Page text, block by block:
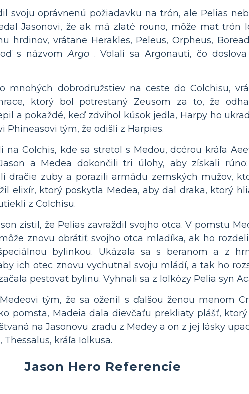
svoju oprávnenú požiadavku na trón, ale Pelias
Jasonovi, že ak má zlaté rouno, môže mať trón
hrdinov, vrátane Herakles, Peleus, Orpheus,
s názvomArgo. Volali sa Argonauti, čo
mnohých dobrodružstiev na ceste do Colchisu,
ktorý bol potrestaný Zeusom za to, že
a pokaždé, keď zdvihol kúsok jedla, Harpy ho
Phineasovi tým, že odišli z Harpies.
na Colchis, kde sa stretol s Medou, dcérou kráľa
a Medea dokončili tri úlohy, aby získali
dračie zuby a porazili armádu zemských mužov,
elixír, ktorý poskytla Medea, aby dal draka, ktorý
z Colchisu.
zistil, že Pelias zavraždil svojho otca. V pomstu
znovu obrátiť svojho otca mladíka, ak ho
bylinkou. Ukázala sa s beranom a z
ich otec znovu vychutnal svoju mládí, a tak ho
pestovať bylinu. Vyhnali sa z Iolkózy Pelia syn
tým, že sa oženil s ďalšou ženou menom
pomsta, Madeia dala dievčaťu prekliaty plášť,
na Jasonovu zradu z Medey a on z jej lásky
kráľa Iolkusa.
Jason Hero Referencie